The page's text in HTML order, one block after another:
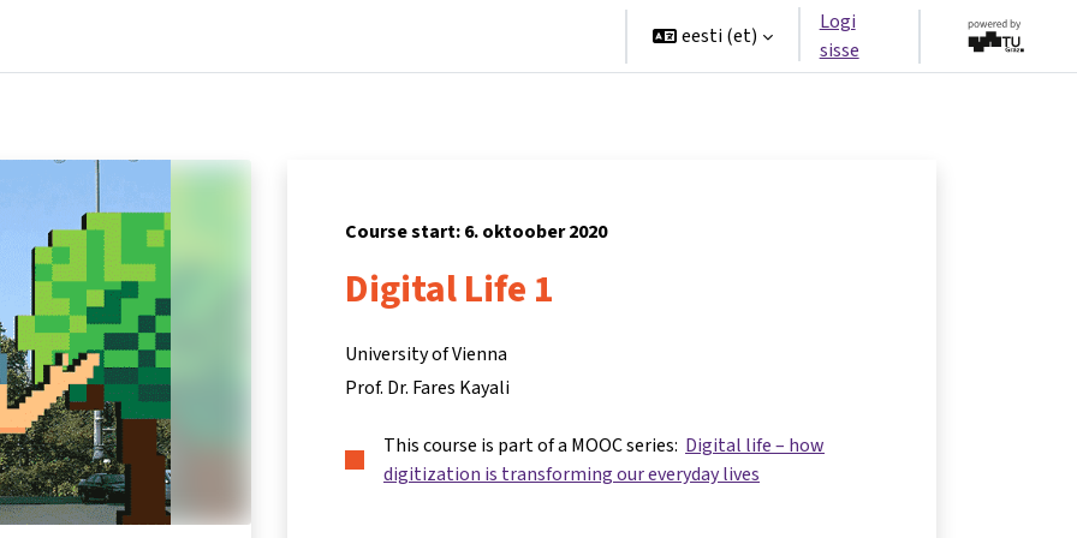
eesti ‎(et)‎
Logi
sisse
Course start: 6. oktoober 2020
Digital Life 1
University of Vienna
Prof. Dr. Fares Kayali
This course is part of a MOOC series: Digital life – how
digitization is transforming our everyday lives